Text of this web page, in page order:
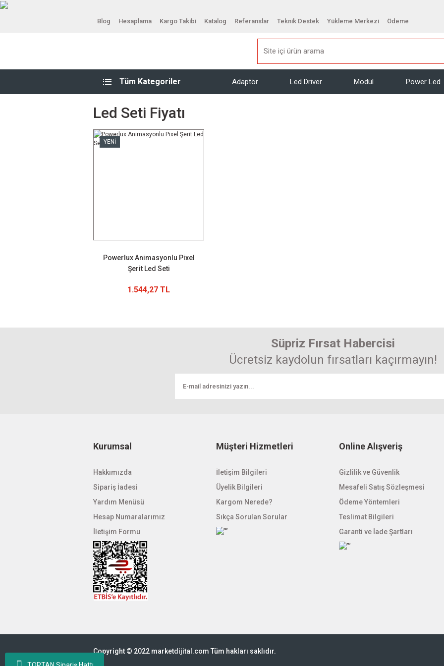
Blog Hesaplama Kargo Takibi Katalog Referanslar Teknik Destek Yükleme Merkezi Ödeme
Tüm Kategoriler Adaptör Led Driver Modül Power Led
Led Seti Fiyatı
YENİ
Powerlux Animasyonlu Pixel
Şerit Led Seti
1.544,27 TL
Süpriz Fırsat Habercisi
Ücretsiz kaydolun fırsatları kaçırmayın!
Kurumsal
Hakkımızda
Sipariş İadesi
Yardım Menüsü
Hesap Numaralarımız
İletişim Formu
Müşteri Hizmetleri
İletişim Bilgileri
Üyelik Bilgileri
Kargom Nerede?
Sıkça Sorulan Sorular
Online Alışveriş
Gizlilik ve Güvenlik
Mesafeli Satış Sözleşmesi
Ödeme Yöntemleri
Teslimat Bilgileri
Garanti ve İade Şartları
Copyright © 2022 marketdijital.com Tüm hakları saklıdır.